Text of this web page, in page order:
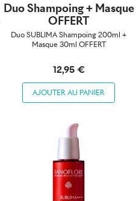
Duo Shampoing + Masque
OFFERT
Duo SUBLIMA Shampoing 200ml +
Masque 30ml OFFERT
12,95 €
AJOUTER AU PANIER